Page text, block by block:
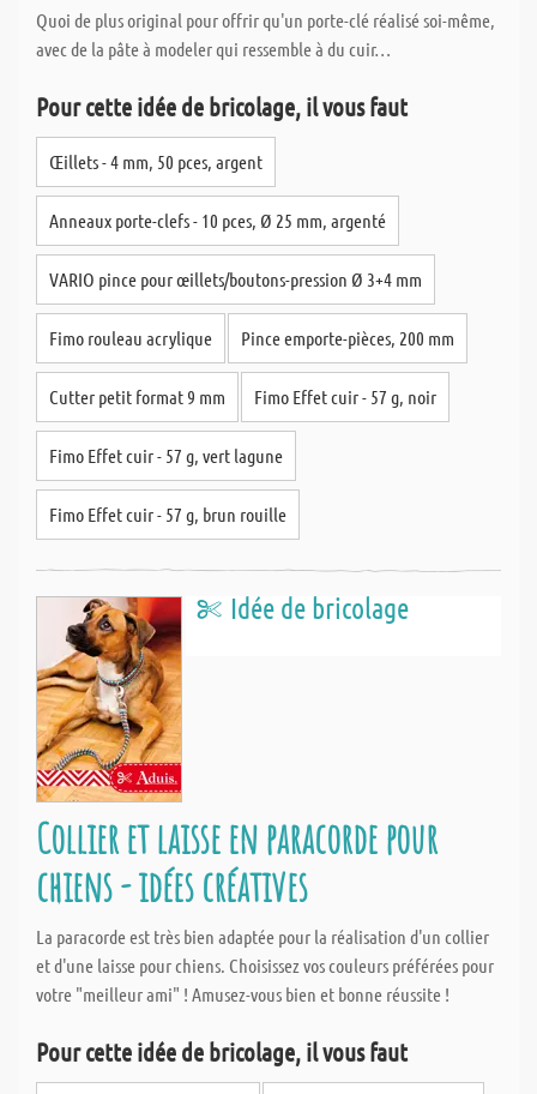
Quoi de plus original pour offrir qu'un porte-clé réalisé soi-même,
avec de la pâte à modeler qui ressemble à du cuir…
Pour cette idée de bricolage, il vous faut
Œillets - 4 mm, 50 pces, argent
Anneaux porte-clefs - 10 pces, Ø 25 mm, argenté
VARIO pince pour œillets/boutons-pression Ø 3+4 mm
Fimo rouleau acrylique Pince emporte-pièces, 200 mm
Cutter petit format 9 mm Fimo Effet cuir - 57 g, noir
Fimo Effet cuir - 57 g, vert lagune
Fimo Effet cuir - 57 g, brun rouille
Idée de bricolage
Collier et laisse en paracorde pour
chiens - idées créatives
La paracorde est très bien adaptée pour la réalisation d'un collier
et d'une laisse pour chiens. Choisissez vos couleurs préférées pour
votre "meilleur ami" ! Amusez-vous bien et bonne réussite !
Pour cette idée de bricolage, il vous faut